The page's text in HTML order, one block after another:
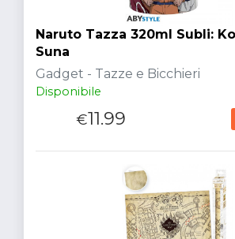
Naruto Tazza 320ml Subli:
Suna
Gadget - Tazze e Bicchieri
Disponibile
€11.99